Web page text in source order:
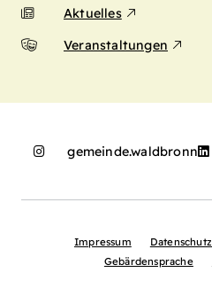
Aktuelles
Veranstaltungen
gemeinde.waldbronn
Impressum Datenschutz
Gebärdensprache